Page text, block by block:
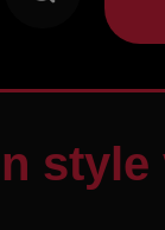
style